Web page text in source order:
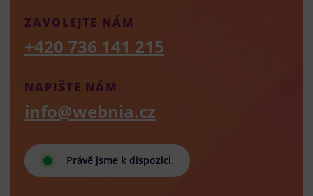
Právě jsme k dispozici.
NAPIŠTE NÁM
info@webnia.cz
ZAVOLEJTE NÁM
+420 736 141 215